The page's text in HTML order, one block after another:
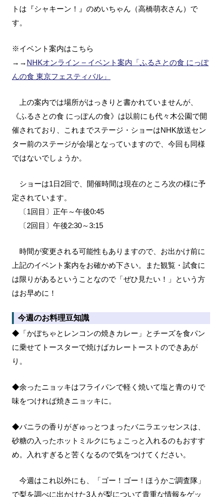
トは『シャキーン！』のめいちゃん（高橋萌衣さん）で
す。
※イベント案内はこちら
→→ NHKオンライン – イベント案内「ふるさとの食 にっぽ
んの食 東京フェスティバル」
上の案内では場所がはっきりと書かれていませんが、
《ふるさとの食 にっぽんの食》は以前にも代々木公園で開
催されており、これまでステージ・ショーはNHK放送セン
ター前のステージが会場となっていますので、今回も同様
ではないでしょうか。
ショーは1日2回で、開催時間は現在のところ次の様に予
定されています。
〔1回目〕正午～午後0:45
〔2回目〕午後2:30～3:15
時間が変更される可能性もありますので、お出かけ前に
上記のイベント案内をお確かめ下さい。また観覧・試食に
は限りがあるということなので「ぜひ見たい！」という方
はお早めに！
今週のお料理豆知識
◆「かぼちゃとレンコンの焼きカレー」とチーズを食パン
に乗せてトースターで焼けばカレートーストのできあが
り。
◆余ったニョッキはフライパンで軽く焼いて塩と青のりで
味をつければ焼きニョッキに。
◆バニラの香りがぎゅっとつまったバニラエッセンスは、
砂糖の入ったホットミルクにちょこっと入れるのもおすす
め。入れすぎると苦くなるので気をつけてください。
今週はこれ以外にも、「ゴー！ゴー！ほうかご調査隊」
で梨を調べに出かけた3人が梨について貴重な情報をゲッ